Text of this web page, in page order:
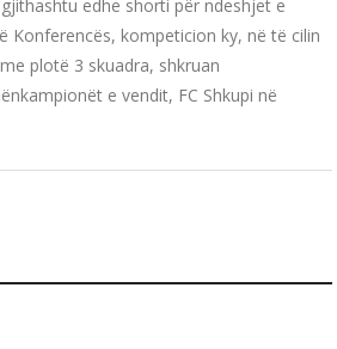
edhe shorti për ndeshjet e
Konferencës, kompeticion ky, në të cilin
plotë 3 skuadra, shkruan
e vendit, FC Shkupi në